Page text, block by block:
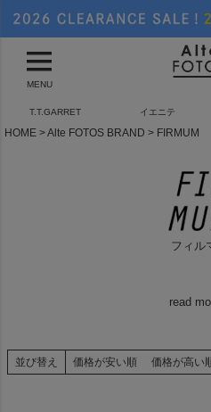
MENU
T.T.GARRET イエニテ
HOME Alte FOTOS BRAND FIRMUM
フィル
read
並び替え 価格が安い順 価格が高い